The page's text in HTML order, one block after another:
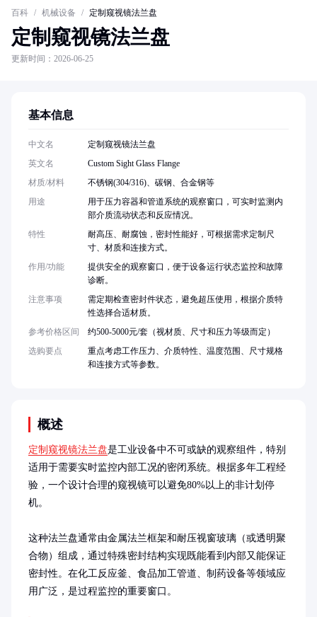
百科 / 机械设备 / 定制窥视镜法兰盘
定制窥视镜法兰盘
更新时间：2026-06-25
概述
定制窥视镜法兰盘是工业设备中不可或缺的观察组件，特别
适用于需要实时监控内部工况的密闭系统。根据多年工程经
验，一个设计合理的窥视镜可以避免80%以上的非计划停
机。
这种法兰盘通常由金属法兰框架和耐压视窗玻璃（或透明聚
合物）组成，通过特殊密封结构实现既能看到内部又能保证
密封性。在化工反应釜、食品加工管道、制药设备等领域应
用广泛，是过程监控的重要窗口。
基本信息
中文名
定制窥视镜法兰盘
英文名
Custom Sight Glass Flange
材质/材料
不锈钢(304/316)、碳钢、合金钢等
用途
用于压力容器和管道系统的观察窗口，可实时监测内
部介质流动状态和反应情况。
特性
耐高压、耐腐蚀，密封性能好，可根据需求定制尺
寸、材质和连接方式。
作用/功能
提供安全的观察窗口，便于设备运行状态监控和故障
诊断。
注意事项
需定期检查密封件状态，避免超压使用，根据介质特
性选择合适材质。
参考价格区间
约500-5000元/套（视材质、尺寸和压力等级而定）
选购要点
重点考虑工作压力、介质特性、温度范围、尺寸规格
和连接方式等参数。